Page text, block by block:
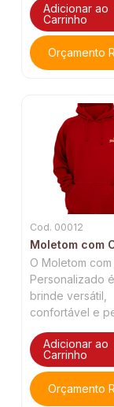
Adicionar ao
Carrinho
Orçamento
Cod. 00012
Moletom com
O Moletom
Personalizado
brinde versátil,
confortável e
Adicionar ao
Carrinho
Orçamento